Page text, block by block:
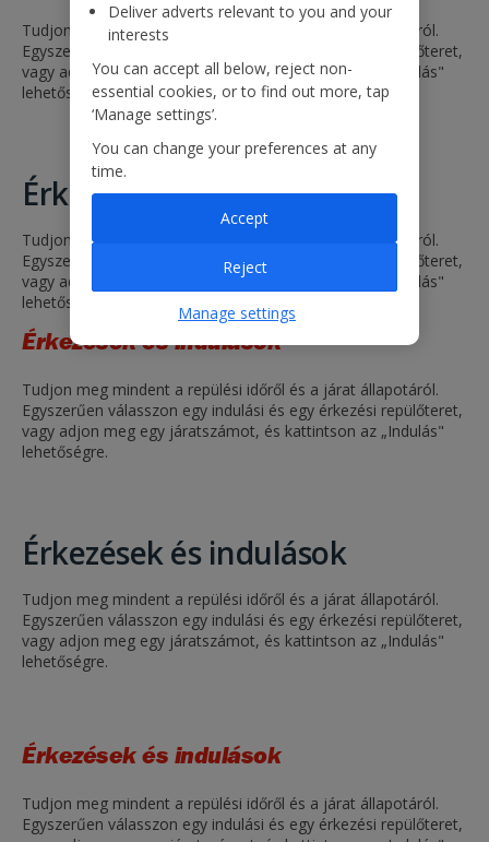
Tudjon meg mindent a repülési időről és a járat állapotáról.
Egyszerűen válasszon egy indulási és egy érkezési repülőteret,
vagy adjon meg egy járatszámot, és kattintson az „Indulás"
lehetőségre.
Érkezések és indulások
Tudjon meg mindent a repülési időről és a járat állapotáról.
Egyszerűen válasszon egy indulási és egy érkezési repülőteret,
vagy adjon meg egy járatszámot, és kattintson az „Indulás"
lehetőségre.
Érkezések és indulások
Tudjon meg mindent a repülési időről és a járat állapotáról.
Egyszerűen válasszon egy indulási és egy érkezési repülőteret,
vagy adjon meg egy járatszámot, és kattintson az „Indulás"
lehetőségre.
Érkezések és indulások
Tudjon meg mindent a repülési időről és a járat állapotáról.
Egyszerűen válasszon egy indulási és egy érkezési repülőteret,
vagy adjon meg egy járatszámot, és kattintson az „Indulás"
lehetőségre.
Érkezések és indulások
Tudjon meg mindent a repülési időről és a járat állapotáról.
Egyszerűen válasszon egy indulási és egy érkezési repülőteret,
Deliver adverts relevant to you and your
interests
You can accept all below, reject non-
essential cookies, or to find out more, tap
‘Manage settings’.
You can change your preferences at any
time.
Reject
Accept
Manage settings